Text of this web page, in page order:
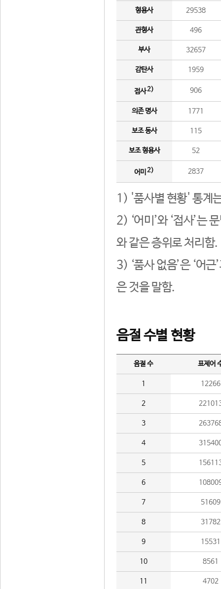
형용사 29538
관형사 496
부사 32657
감탄사 1959
접사2) 906
의존 명사 1771
보조 동사 115
보조 형용사 52
어미 2) 2837
1) '품사별 현황' 통계
2) ‘어미’와 ‘접사’는
와 같은 층위로 처리함.
3) ‘품사 없음’은 ‘어
은 것을 말함.
음절 수별 현황
음절 수 표제어
1 12266
2
3
4
5
6
7 51609
8 31782
9 15531
10 8561
11 4702